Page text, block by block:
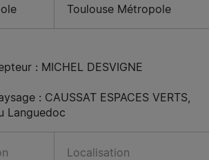
Toulouse Métropole
: MICHEL DESVIGNE
: CAUSSAT ESPACES VERTS,
Languedoc
Localisation